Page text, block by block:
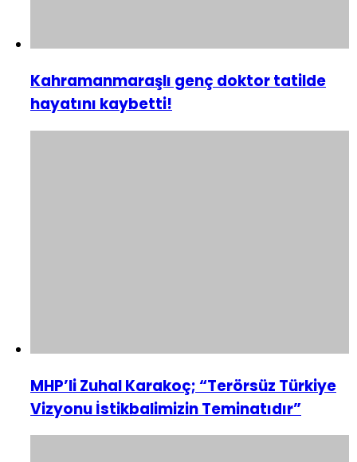
Kahramanmaraşlı genç doktor tatilde
hayatını kaybetti!
MHP’li Zuhal Karakoç; “Terörsüz Türkiye
Vizyonu İstikbalimizin Teminatıdır”